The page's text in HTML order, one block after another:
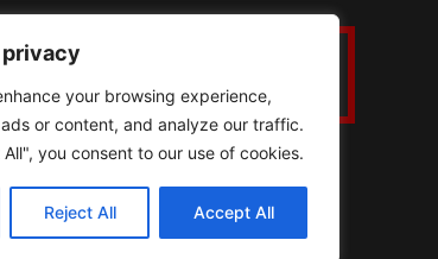
your browsing experience,
or content, and analyze our traffic.
you consent to our use of cookies.
Reject All Accept All